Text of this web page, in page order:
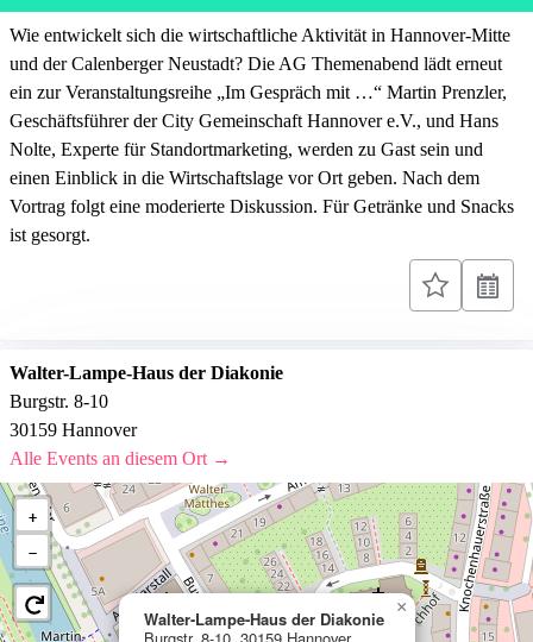
Wie entwickelt sich die wirtschaftliche Aktivität in Hannover-Mitte
und der Calenberger Neustadt? Die AG Themenabend lädt erneut
ein zur Veranstaltungsreihe „Im Gespräch mit …“ Martin Prenzler,
Geschäftsführer der City Gemeinschaft Hannover e.V., und Hans
Nolte, Experte für Standortmarketing, werden zu Gast sein und
einen Einblick in die Wirtschaftslage vor Ort geben. Nach dem
Vortrag folgt eine moderierte Diskussion. Für Getränke und Snacks
ist gesorgt.
Walter-Lampe-Haus der Diakonie
Burgstr. 8-10
30159 Hannover
Alle Events an diesem Ort →
Walter-Lampe-Haus der Diakonie
×
+
−